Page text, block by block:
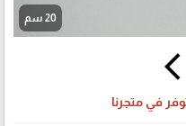
20 سم
arrow_back_ios
في متجرنا